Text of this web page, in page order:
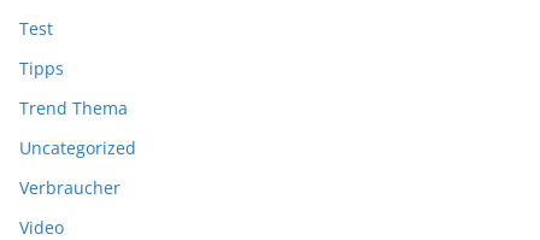
Test
Tipps
Trend Thema
Uncategorized
Verbraucher
Video